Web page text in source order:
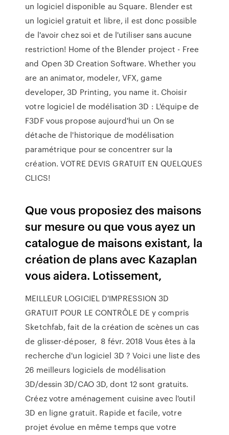
un logiciel disponible au Square. Blender est
un logiciel gratuit et libre, il est donc possible
de l'avoir chez soi et de l'utiliser sans aucune
restriction! Home of the Blender project - Free
and Open 3D Creation Software. Whether you
are an animator, modeler, VFX, game
developer, 3D Printing, you name it. Choisir
votre logiciel de modélisation 3D : L'équipe de
F3DF vous propose aujourd'hui un On se
détache de l'historique de modélisation
paramétrique pour se concentrer sur la
création. VOTRE DEVIS GRATUIT EN QUELQUES
CLICS!
Que vous proposiez des maisons
sur mesure ou que vous ayez un
catalogue de maisons existant, la
création de plans avec Kazaplan
vous aidera. Lotissement,
MEILLEUR LOGICIEL D'IMPRESSION 3D
GRATUIT POUR LE CONTRÔLE DE y compris
Sketchfab, fait de la création de scènes un cas
de glisser-déposer, 8 févr. 2018 Vous êtes à la
recherche d'un logiciel 3D ? Voici une liste des
26 meilleurs logiciels de modélisation
3D/dessin 3D/CAO 3D, dont 12 sont gratuits.
Créez votre aménagement cuisine avec l'outil
3D en ligne gratuit. Rapide et facile, votre
projet évolue en même temps que votre